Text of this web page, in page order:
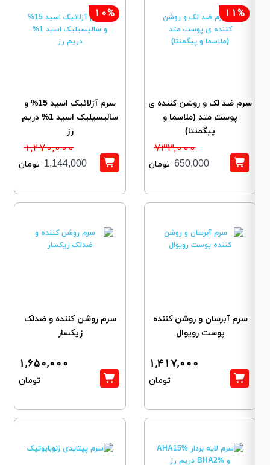
11%
سرم ضد لک و روشن کننده ی
پوست متد (ملاسما و
پیگمنتا)
733,000
650,000 تومان
10%
سرم آزلائیک اسید 15% و
سالیسیلیک اسید 1% دریم
1,270,000
1,144,000 تومان
سرم آبرسان و روشن کننده
پوست رویوال
1,417,000
تومان
سرم روشن کننده و ضدلک
زیکسار
1,650,000
تومان